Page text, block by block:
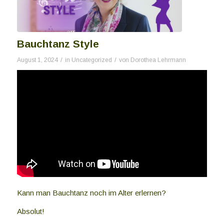
Bauchtanz Style
August 1, 2024 / in Uncategorized / von Dorothea Lehrmann
Kann man Bauchtanz noch im Alter erlernen?
Absolut!